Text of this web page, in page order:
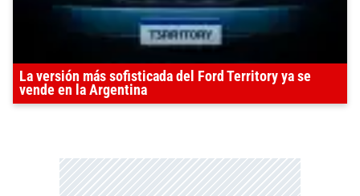
La versión más sofisticada del Ford Territory ya se
vende en la Argentina